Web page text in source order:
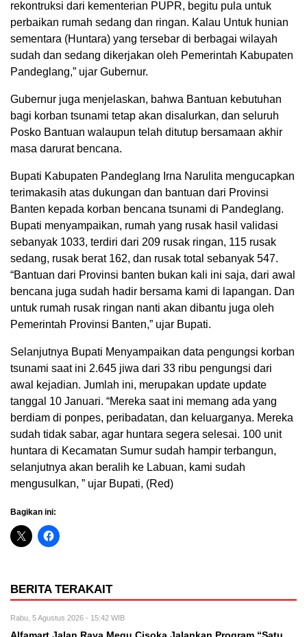
rekontruksi dari kementerian PUPR, begitu pula untuk
perbaikan rumah sedang dan ringan. Kalau Untuk hunian
sementara (Huntara) yang tersebar di berbagai wilayah
sudah dan sedang dikerjakan oleh Pemerintah Kabupaten
Pandeglang,” ujar Gubernur.
Gubernur juga menjelaskan, bahwa Bantuan kebutuhan
bagi korban tsunami tetap akan disalurkan, dan seluruh
Posko Bantuan walaupun telah ditutup bersamaan akhir
masa darurat bencana.
Bupati Kabupaten Pandeglang Irna Narulita mengucapkan
terimakasih atas dukungan dan bantuan dari Provinsi
Banten kepada korban bencana tsunami di Pandeglang.
Bupati menyampaikan, rumah yang rusak hasil validasi
sebanyak 1033, terdiri dari 209 rusak ringan, 115 rusak
sedang, rusak berat 162, dan rusak total sebanyak 547.
“Bantuan dari Provinsi banten bukan kali ini saja, dari awal
bencana juga sudah hadir bersama kami di lapangan. Dan
untuk rumah rusak ringan nanti akan dibantu juga oleh
Pemerintah Provinsi Banten,” ujar Bupati.
Selanjutnya Bupati Menyampaikan data pengungsi korban
tsunami saat ini 2.645 jiwa dari 33 ribu pengungsi dari
awal kejadian. Jumlah ini, merupakan update update
tanggal 10 Januari. “Mereka saat ini memang ada yang
berdiam di ponpes, peribadatan, dan keluarganya. Mereka
sudah tidak sabar, agar huntara segera selesai. 100 unit
huntara di Kecamatan Sumur sudah hampir terbangun,
selanjutnya akan beralih ke Labuan, kami sudah
mengusulkan, ” ujar Bupati, (Red)
Bagikan ini:
BERITA TERAKAIT
Rabu, 5 Agustus 2026 - 15:42 WIB